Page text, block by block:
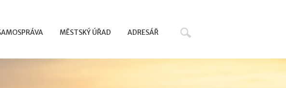
MĚSTSKÝ ÚŘAD ADRESÁŘ